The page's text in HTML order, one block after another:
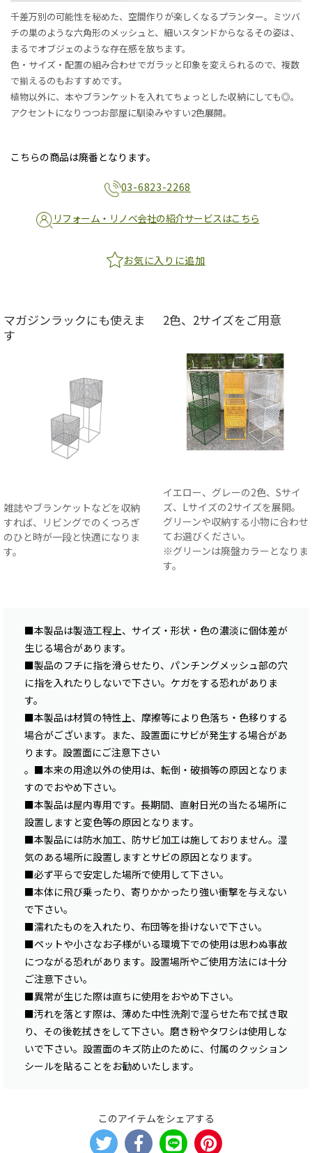
千差万別の可能性を秘めた、空間作りが楽しくなるプランター。ミツバ
チの巣のような六角形のメッシュと、細いスタンドからなるその姿は、
まるでオブジェのような存在感を放ちます。
色・サイズ・配置の組み合わせでガラッと印象を変えられるので、複数
で揃えるのもおすすめです。
植物以外に、本やブランケットを入れてちょっとした収納にしても◎。
アクセントになりつつお部屋に馴染みやすい2色展開。
こちらの商品は廃番となります。
03-6823-2268
リフォーム・リノベ会社の紹介サービスはこちら
お気に入りに追加
マガジンラックにも使えま
す
雑誌やブランケットなどを収納
すれば、リビングでのくつろぎ
のひと時が一段と快適になりま
す。
2色、2サイズをご用意
イエロー、グレーの2色、Sサイ
ズ、Lサイズの2サイズを展開。
グリーンや収納する小物に合わせ
てお選びください。
※グリーンは廃盤カラーとなりま
す。
■本製品は製造工程上、サイズ・形状・色の濃淡に個体差が
生じる場合があります。
■製品のフチに指を滑らせたり、パンチングメッシュ部の穴
に指を入れたりしないで下さい。ケガをする恐れがありま
す。
■本製品は材質の特性上、摩擦等により色落ち・色移りする
場合がございます。また、設置面にサビが発生する場合があ
ります。設置面にご注意下さい
。■本来の用途以外の使用は、転倒・破損等の原因となりま
すのでおやめ下さい。
■本製品は屋内専用です。長期間、直射日光の当たる場所に
設置しますと変色等の原因となります。
■本製品には防水加工、防サビ加工は施しておりません。湿
気のある場所に設置しますとサビの原因となります。
■必ず平らで安定した場所で使用して下さい。
■本体に飛び乗ったり、寄りかかったり強い衝撃を与えない
で下さい。
■濡れたものを入れたり、布団等を掛けないで下さい。
■ペットや小さなお子様がいる環境下での使用は思わぬ事故
につながる恐れがあります。設置場所やご使用方法には十分
ご注意下さい。
■異常が生じた際は直ちに使用をおやめ下さい。
■汚れを落とす際は、薄めた中性洗剤で湿らせた布で拭き取
り、その後乾拭きをして下さい。磨き粉やタワシは使用しな
いで下さい。設置面のキズ防止のために、付属のクッション
シールを貼ることをお勧めいたします。
このアイテムをシェアする